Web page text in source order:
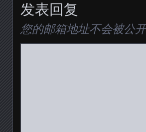
发表回复
您的邮箱地址不会被公开